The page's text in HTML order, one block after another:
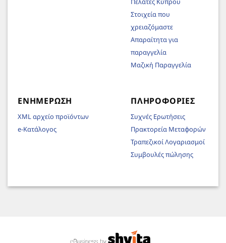
Στοιχεία που
χρειαζόμαστε
Απαραίτητα για
παραγγελία
Μαζική Παραγγελία
ΕΝΗΜΈΡΩΣΗ
XML αρχείο προϊόντων
e-Κατάλογος
ΠΛΗΡΟΦΟΡΊΕΣ
Συχνές Ερωτήσεις
Πρακτορεία Μεταφορών
Τραπεζικοί Λογαριασμοί
Συμβουλές πώλησης